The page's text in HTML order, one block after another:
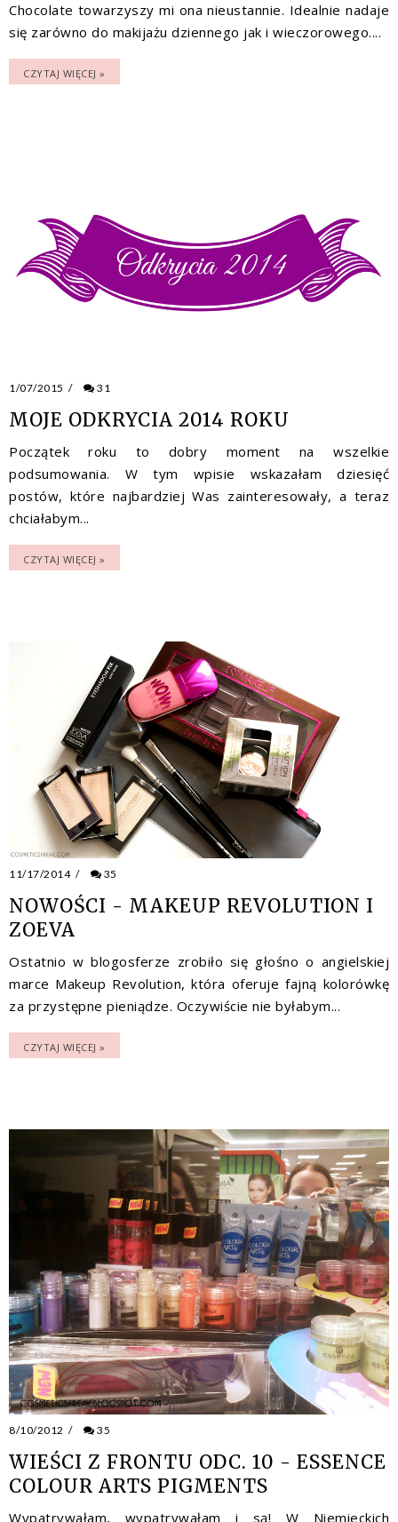
Chocolate towarzyszy mi ona nieustannie. Idealnie nadaje
się zarówno do makijażu dziennego jak i wieczorowego....
CZYTAJ WIĘCEJ »
1/07/2015 / 31
MOJE ODKRYCIA 2014 ROKU
Początek roku to dobry moment na wszelkie
podsumowania. W tym wpisie wskazałam dziesięć
postów, które najbardziej Was zainteresowały, a teraz
chciałabym...
CZYTAJ WIĘCEJ »
11/17/2014 / 35
NOWOŚCI - MAKEUP REVOLUTION I
ZOEVA
Ostatnio w blogosferze zrobiło się głośno o angielskiej
marce Makeup Revolution, która oferuje fajną kolorówkę
za przystępne pieniądze. Oczywiście nie byłabym...
CZYTAJ WIĘCEJ »
8/10/2012 / 35
WIEŚCI Z FRONTU ODC. 10 - ESSENCE
COLOUR ARTS PIGMENTS
Wypatrywałam, wypatrywałam i są! W Niemieckich